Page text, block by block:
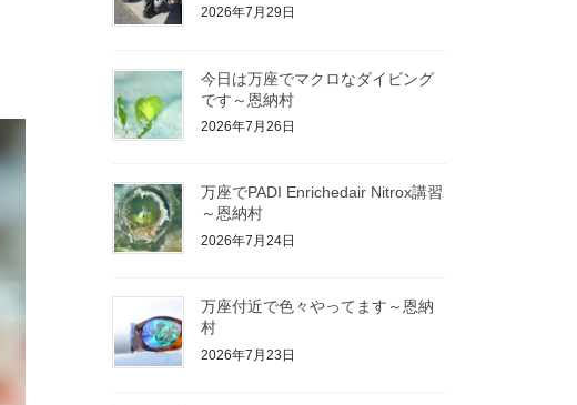
2026年7月29日
今日は万座でマクロなダイビング
です～恩納村
2026年7月26日
万座でPADI Enrichedair Nitrox講習
～恩納村
2026年7月24日
万座付近で色々やってます～恩納
村
2026年7月23日